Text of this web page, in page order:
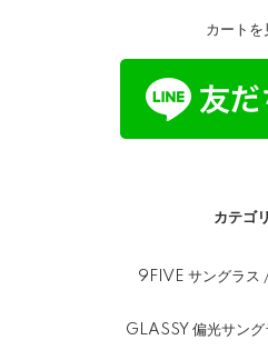
カートを
カテゴ
9FIVE サングラス
GLASSY 偏光サン